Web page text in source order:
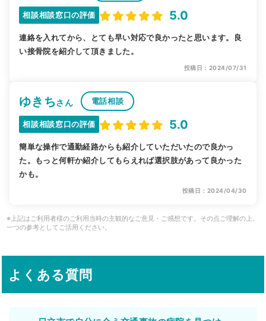
相談相談窓口の評価 5.0
連絡を入れてから、とても早い対応で良かったと思います。良
い接骨院を紹介して頂きました。
投稿日：2024/07/31
ゆきちさん 電話相談
相談相談窓口の評価 5.0
簡単な操作で通勤経路からも紹介していただいたので良かっ
た。もっと何軒か紹介してもらえれば選択肢があって良かった
かも。
投稿日：2024/04/30
※上記はご利用者様のご利用当時の主観的なご意見・ご感想です。その点ご理解の上、
一つの参考としてご活用ください。
よくある質問